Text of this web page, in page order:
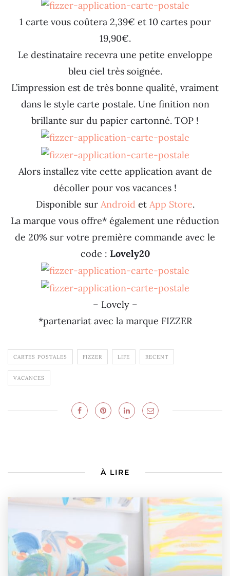
1 carte vous coûtera 2,39€ et 10 cartes pour
19,90€.
Le destinataire recevra une petite enveloppe
bleu ciel très soignée.
L’impression est de très bonne qualité, vraiment
dans le style carte postale. Une finition non
brillante sur du papier cartonné. TOP !
Alors installez vite cette application avant de
décoller pour vos vacances !
Disponible sur Android et App Store.
La marque vous offre* également une réduction
de 20% sur votre première commande avec le
code : Lovely20
– Lovely –
*partenariat avec la marque FIZZER
CARTES POSTALES FIZZER LIFE RECENT
VACANCES
À LIRE